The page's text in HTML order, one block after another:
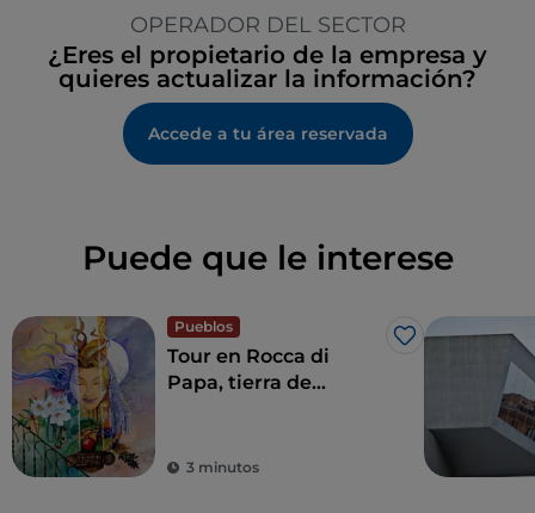
OPERADOR DEL SECTOR
¿Eres el propietario de la empresa y
quieres actualizar la información?
Accede a tu área reservada
Puede que le interese
Pueblos
Me gusta
Tour en Rocca di
Papa, tierra de
3 minutos